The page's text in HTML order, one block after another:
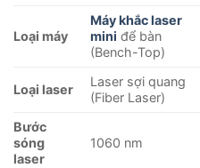
Loại máy
Máy khắc laser
mini để bàn
(Bench-Top)
Loại laser
Laser sợi quang
(Fiber Laser)
Bước
sóng
laser
1060 nm